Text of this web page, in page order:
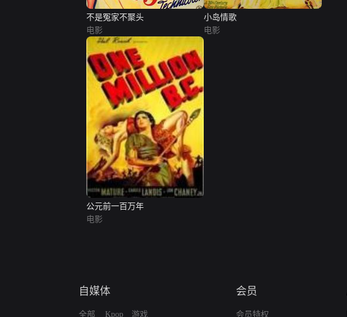
不是冤家不聚头
电影
小岛情歌
电影
公元前一百万年
电影
自媒体
全部 Kpop 游戏
会员
会员特权